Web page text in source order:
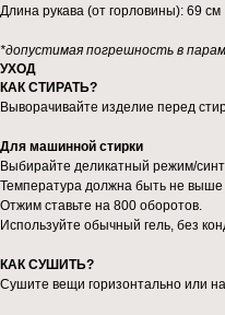
Длина рукава (от горловины): 69 см
*допустимая погрешность в
УХОД
КАК СТИРАТЬ?
Выворачивайте изделие перед
Для машинной стирки
Выбирайте деликатный режим/
Температура должна быть не выше
Отжим ставьте на 800 оборотов.
Используйте обычный гель, без
КАК СУШИТЬ?
Сушите вещи горизонтально или